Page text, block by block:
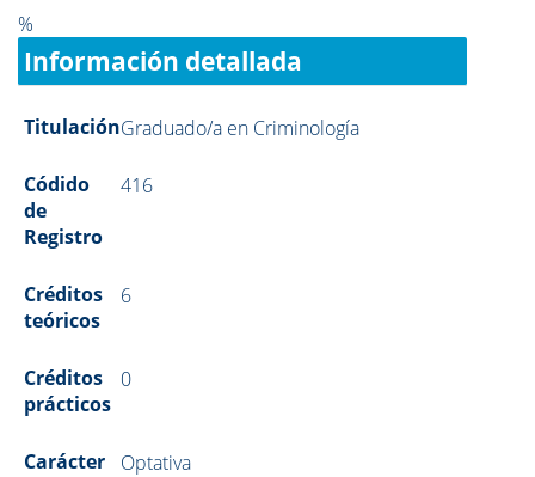
%
Información detallada
TitulaciónGraduado/a en Criminología
Códido
de
Registro
416
Créditos
teóricos
6
Créditos
prácticos
0
Carácter Optativa